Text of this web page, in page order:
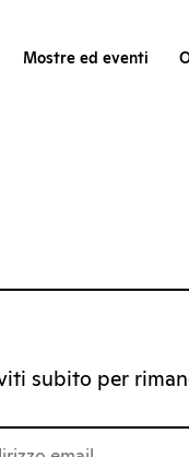
Mostre ed eventi
subito per